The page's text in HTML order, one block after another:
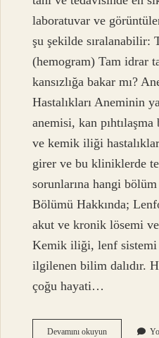
laboratuvar ve
şu şekilde sıralanabilir:
(hemogram) Tam idrar
kansızlığa bakar mı?
Hastalıkları Aneminin
anemisi, kan
ve kemik iliği
girer ve bu kliniklerde
sorunlarına hangi
Bölümü Hakkında;
akut ve kronik lösemi
Kemik iliği, lenf sistemi
ilgilenen bilim dalıdır.
çoğu hayati…
Devamını okuyunKan